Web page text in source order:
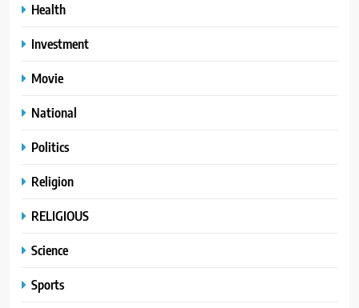
Health
Investment
Movie
National
Politics
Religion
RELIGIOUS
Science
Sports